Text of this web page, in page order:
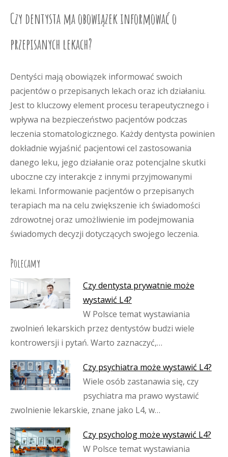
Czy dentysta ma obowiązek informować o
przepisanych lekach?
Dentyści mają obowiązek informować swoich
pacjentów o przepisanych lekach oraz ich działaniu.
Jest to kluczowy element procesu terapeutycznego i
wpływa na bezpieczeństwo pacjentów podczas
leczenia stomatologicznego. Każdy dentysta powinien
dokładnie wyjaśnić pacjentowi cel zastosowania
danego leku, jego działanie oraz potencjalne skutki
uboczne czy interakcje z innymi przyjmowanymi
lekami. Informowanie pacjentów o przepisanych
terapiach ma na celu zwiększenie ich świadomości
zdrowotnej oraz umożliwienie im podejmowania
świadomych decyzji dotyczących swojego leczenia.
Polecamy
Czy dentysta prywatnie może
wystawić L4?
W Polsce temat wystawiania
zwolnień lekarskich przez dentystów budzi wiele
kontrowersji i pytań. Warto zaznaczyć,…
Czy psychiatra może wystawić L4?
Wiele osób zastanawia się, czy
psychiatra ma prawo wystawić
zwolnienie lekarskie, znane jako L4, w…
Czy psycholog może wystawić L4?
W Polsce temat wystawiania